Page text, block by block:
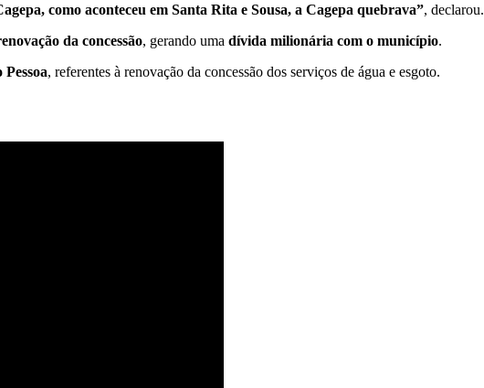
como aconteceu em Santa Rita e Sousa, a Cagepa quebrava”, declarou.
da concessão, gerando uma dívida milionária com o município.
, referentes à renovação da concessão dos serviços de água e esgoto.